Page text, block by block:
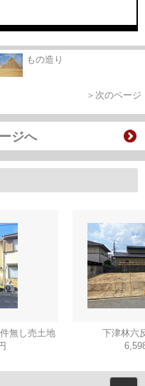
もの造り
＞次のページ
ジへ
無し売土地
下津林六